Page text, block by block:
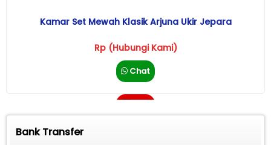
Kamar Set Mewah Klasik Arjuna Ukir Jepara
Rp (Hubungi Kami)
Chat
Bank Transfer